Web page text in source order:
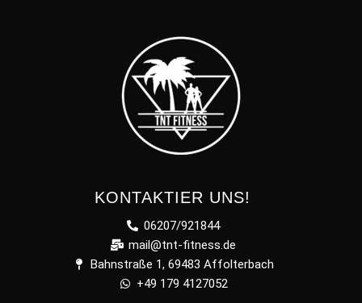
KONTAKTIER UNS!
06207/921844
mail@tnt-fitness.de
Bahnstraße 1, 69483 Affolterbach
+49 179 4127052